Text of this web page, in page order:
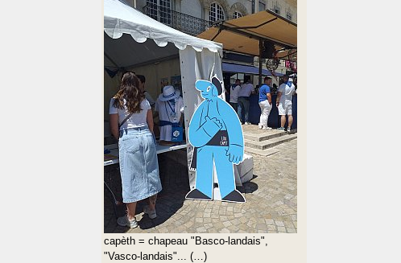
capèth = chapeau "Basco-landais",
"Vasco-landais"... (…)